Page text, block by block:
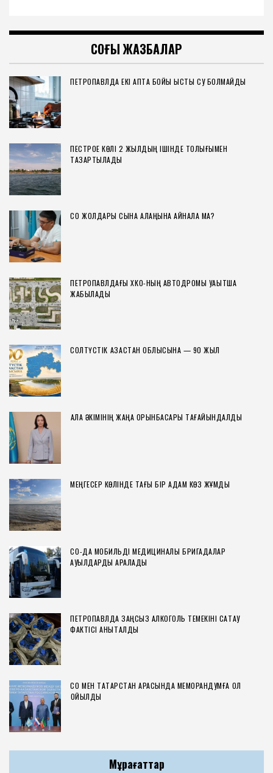
СОҢҒЫ ЖАЗБАЛАР
ПЕТРОПАВЛДА ЕКІ АПТА БОЙЫ ЫСТЫҚ СУ БОЛМАЙДЫ
ПЕСТРОЕ КӨЛІ 2 ЖЫЛДЫҢ ІШІНДЕ ТОЛЫҒЫМЕН
ТАЗАРТЫЛАДЫ
СҚО ЖОЛДАРЫ СЫНАҚ АЛАҢЫНА АЙНАЛА МА?
ПЕТРОПАВЛДАҒЫ ХҚКО-НЫҢ АВТОДРОМЫ УАҚЫТША
ЖАБЫЛАДЫ
СОЛТҮСТІК ҚАЗАҚСТАН ОБЛЫСЫНА — 90 ЖЫЛ
ҚАЛА ӘКІМІНІҢ ЖАҢА ОРЫНБАСАРЫ ТАҒАЙЫНДАЛДЫ
МЕҢГЕСЕР КӨЛІНДЕ ТАҒЫ БІР АДАМ КӨЗ ЖҰМДЫ
СҚО-ДА МОБИЛЬДІ МЕДИЦИНАЛЫҚ БРИГАДАЛАР
АУЫЛДАРДЫ АРАЛАДЫ
ПЕТРОПАВЛДА ЗАҢСЫЗ АЛКОГОЛЬ ТЕМЕКІНІ САҚТАУ
ФАКТІСІ АНЫҚТАЛДЫ
СҚО МЕН ТАТАРСТАН АРАСЫНДА МЕМОРАНДУМҒА ҚОЛ
ҚОЙЫЛДЫ
Мұрағаттар